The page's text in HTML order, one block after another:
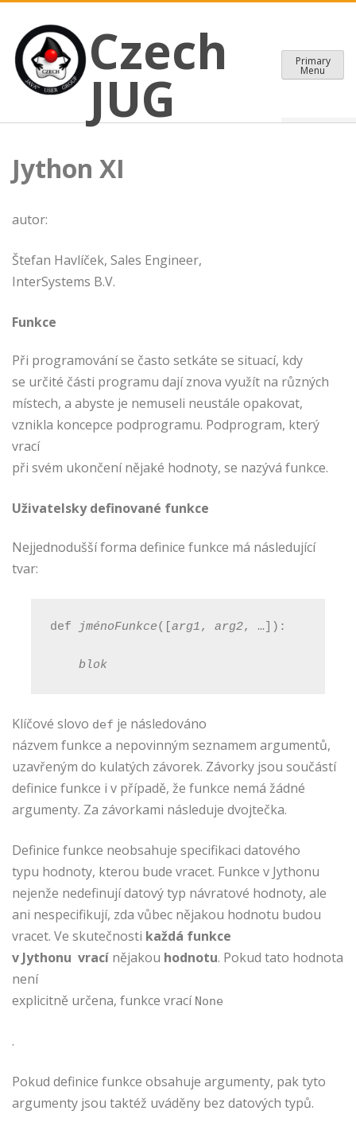
content
Czech JUG
CZECH JAVA USER GROUP
Czech
JUG
Primary
Menu
Jython XI
autor:
Štefan Havlíček, Sales Engineer,
InterSystems B.V.
Funkce
Při programování se často setkáte se situací, kdy
se určité části programu dají znova využít na různých
místech, a abyste je nemuseli neustále opakovat,
vznikla koncepce podprogramu. Podprogram, který
vrací
při svém ukončení nějaké hodnoty, se nazývá funkce.
Uživatelsky definované funkce
Nejjednodušší forma definice funkce má následující
tvar:
def jménoFunkce([ arg1, arg2, …]):
blok
Klíčové slovo def je následováno
názvem funkce a nepovinným seznamem argumentů,
uzavřeným do kulatých závorek. Závorky jsou součástí
definice funkce i v případě, že funkce nemá žádné
argumenty. Za závorkami následuje dvojtečka.
Definice funkce neobsahuje specifikaci datového
typu hodnoty, kterou bude vracet. Funkce v Jythonu
nejenže nedefinují datový typ návratové hodnoty, ale
ani nespecifikují, zda vůbec nějakou hodnotu budou
vracet. Ve skutečnosti každá funkce
v Jythonu vrací nějakou hodnotu. Pokud tato hodnota
není
explicitně určena, funkce vrací None
.
Pokud definice funkce obsahuje argumenty, pak tyto
argumenty jsou taktéž uváděny bez datových typů.